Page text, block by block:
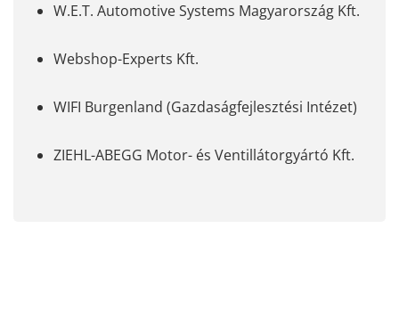
W.E.T. Automotive Systems Magyarország Kft.
Webshop-Experts Kft.
WIFI Burgenland (Gazdaságfejlesztési Intézet)
ZIEHL-ABEGG Motor- és Ventillátorgyártó Kft.